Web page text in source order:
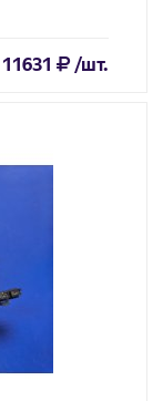
11631 /шт.